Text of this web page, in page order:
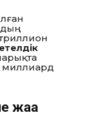
миллиард
жаңа